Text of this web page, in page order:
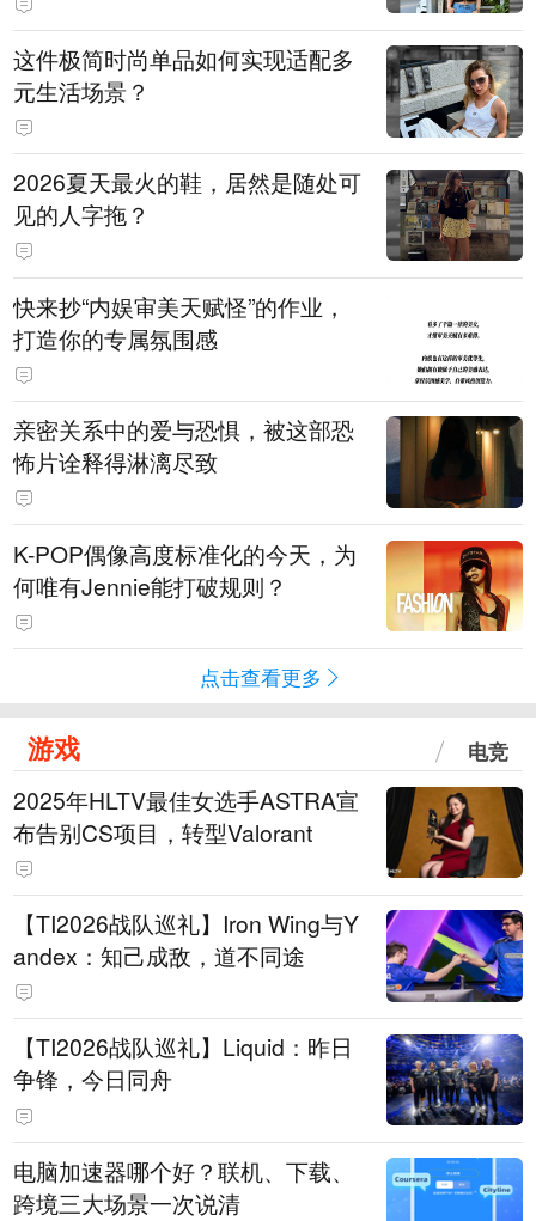
这件极简时尚单品如何实现适配多
元生活场景？
2026夏天最火的鞋，居然是随处可
见的人字拖？
快来抄“内娱审美天赋怪”的作业，
打造你的专属氛围感
亲密关系中的爱与恐惧，被这部恐
怖片诠释得淋漓尽致
K-POP偶像高度标准化的今天，为
何唯有Jennie能打破规则？
点击查看更多
游戏 电竞
2025年HLTV最佳女选手ASTRA宣
布告别CS项目，转型Valorant
【TI2026战队巡礼】Iron Wing与Y
andex：知己成敌，道不同途
【TI2026战队巡礼】Liquid：昨日
争锋，今日同舟
电脑加速器哪个好？联机、下载、
跨境三大场景一次说清